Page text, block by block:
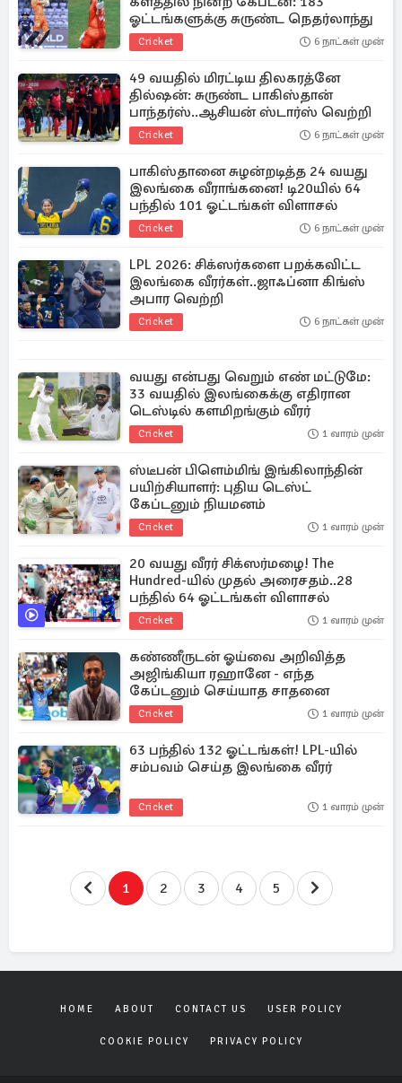
ஓட்டங்களுக்கு சுருண்ட நெதர்லாந்து
Cricket 6 நாட்கள் முன்
49 வயதில் மிரட்டிய திலகரத்னே
தில்ஷன்: சுருண்ட பாகிஸ்தான்
பாந்தர்ஸ்..ஆசியன் ஸ்டார்ஸ் வெற்றி
Cricket 6 நாட்கள் முன்
பாகிஸ்தானை சுழன்றடித்த 24 வயது
இலங்கை வீராங்கனை! டி20யில் 64
பந்தில் 101 ஓட்டங்கள் விளாசல்
Cricket 6 நாட்கள் முன்
LPL 2026: சிக்ஸர்களை பறக்கவிட்ட
இலங்கை வீரர்கள்..ஜாஃப்னா கிங்ஸ்
அபார வெற்றி
Cricket 6 நாட்கள் முன்
வயது என்பது வெறும் எண் மட்டுமே:
33 வயதில் இலங்கைக்கு எதிரான
டெஸ்டில் களமிறங்கும் வீரர்
Cricket 1 வாரம் முன்
ஸ்டீபன் பிளெம்மிங் இங்கிலாந்தின்
பயிற்சியாளர்: புதிய டெஸ்ட்
கேப்டனும் நியமனம்
Cricket 1 வாரம் முன்
20 வயது வீரர் சிக்ஸர்மழை! The
Hundred-யில் முதல் அரைசதம்..28
பந்தில் 64 ஓட்டங்கள் விளாசல்
Cricket 1 வாரம் முன்
கண்ணீருடன் ஓய்வை அறிவித்த
அஜிங்கியா ரஹானே - எந்த
கேப்டனும் செய்யாத சாதனை
Cricket 1 வாரம் முன்
63 பந்தில் 132 ஓட்டங்கள்! LPL-யில்
சம்பவம் செய்த இலங்கை வீரர்
Cricket 1 வாரம் முன்
1 2 3 4 5
HOME ABOUT CONTACT US USER POLICY
COOKIE POLICY PRIVACY POLICY